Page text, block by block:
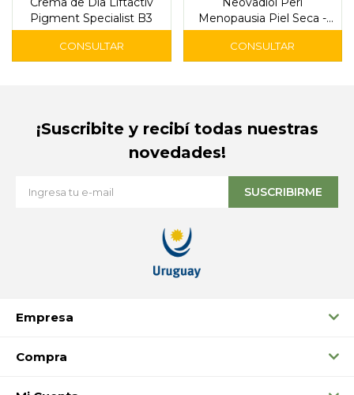
Pigment Specialist B3
Menopausia Piel Seca -
Vichy
Empresa
Compra
¡Suscribite y recibí todas nuestras
novedades!
SUSCRIBIRME